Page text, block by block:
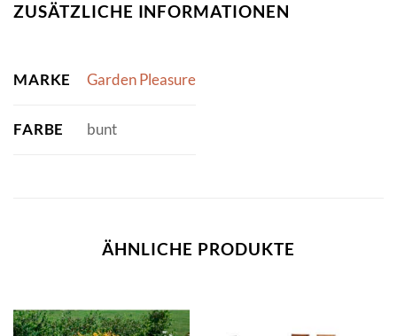
ZUSÄTZLICHE INFORMATIONEN
MARKE Garden Pleasure
FARBE bunt
ÄHNLICHE PRODUKTE